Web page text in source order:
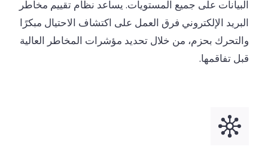
البيانات على جميع المستويات. يساعد نظام تقييم مخاطر
البريد الإلكتروني فرق العمل على اكتشاف الاحتيال مبكرًا
والتحرك بحزم، من خلال تحديد مؤشرات المخاطر العالية
قبل تفاقمها.